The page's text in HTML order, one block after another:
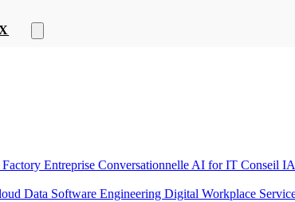
Entreprise Conversationnelle AI for IT Conseil
Data Software Engineering Digital Workplace